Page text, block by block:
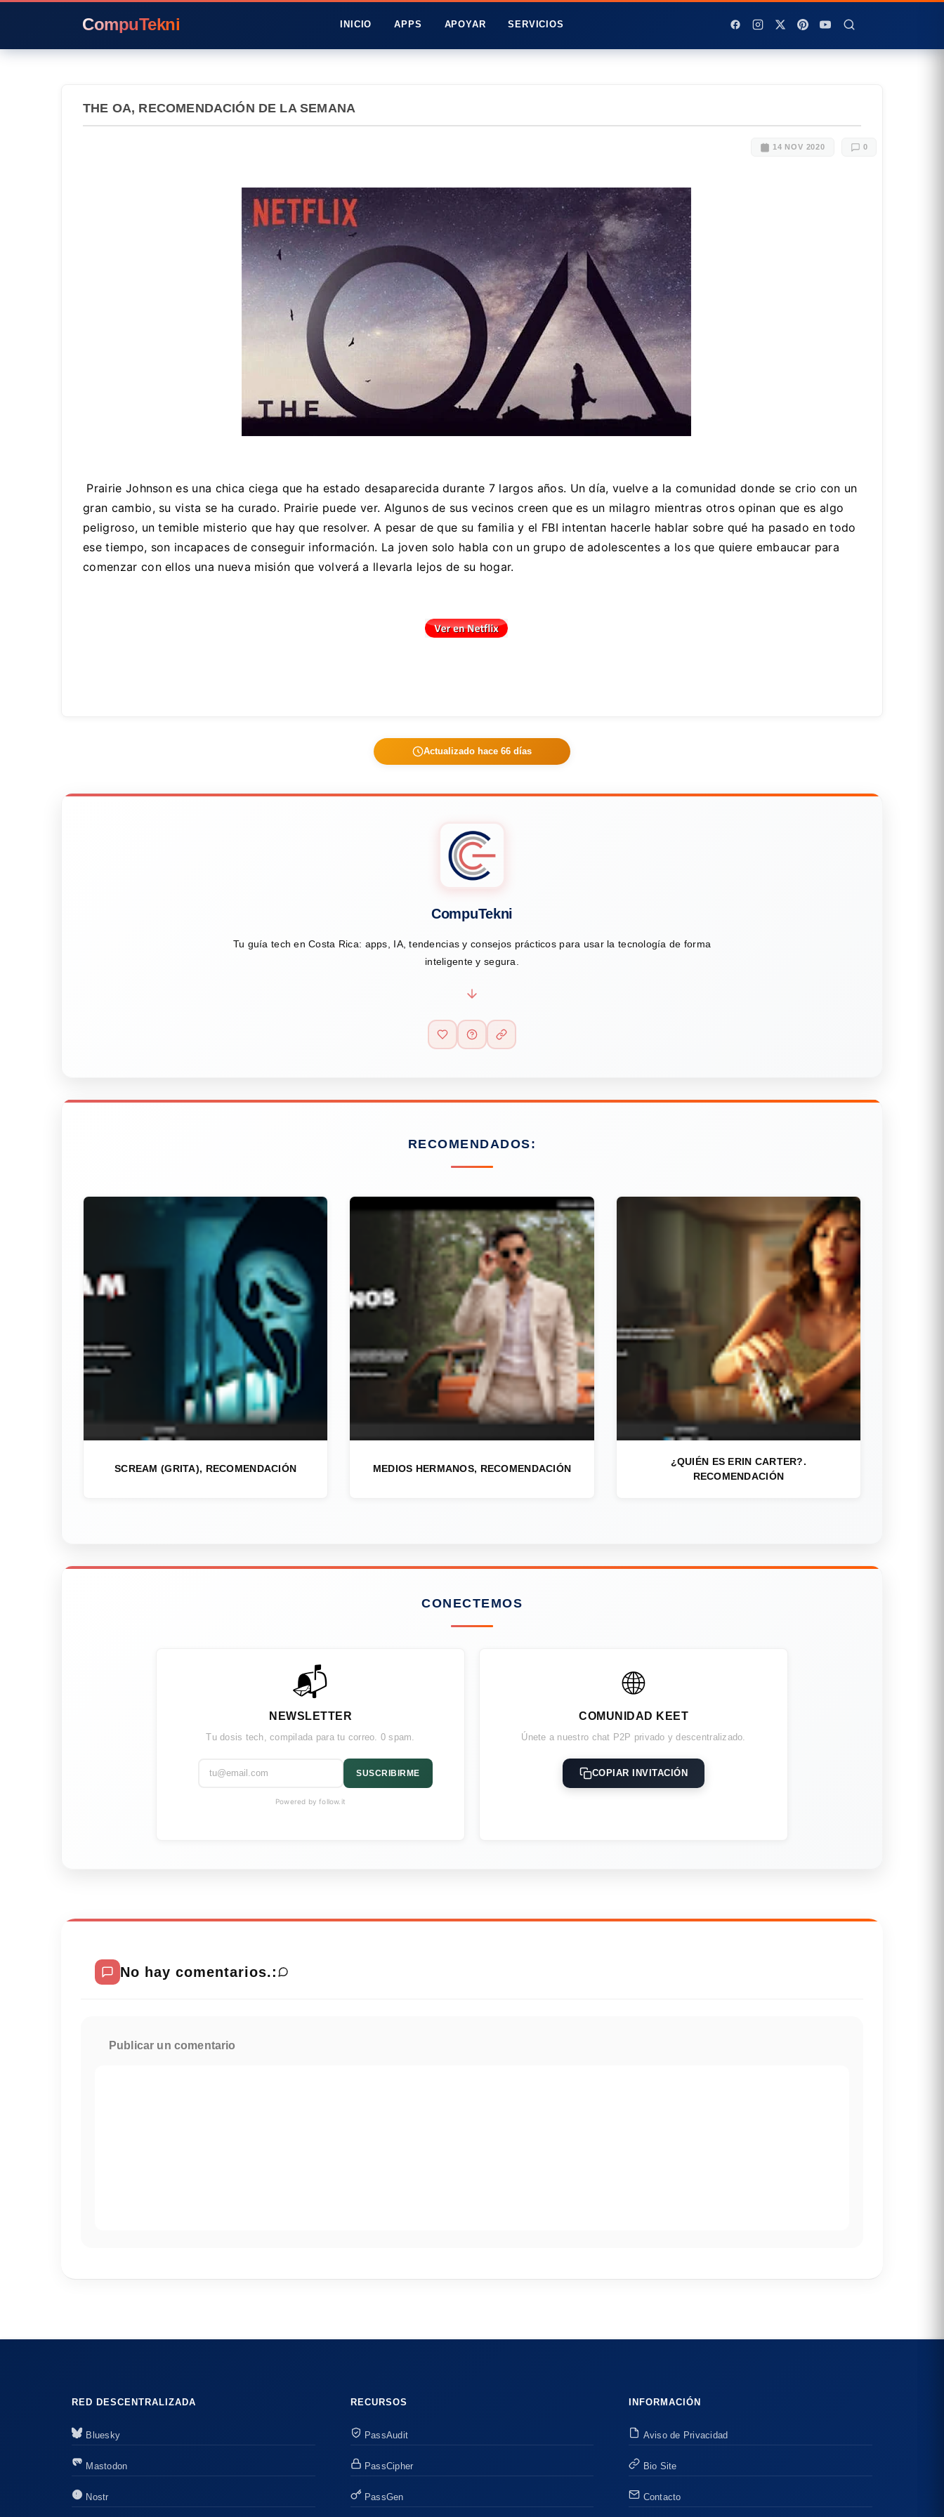
CompuTekni INICIO APPS APOYAR SERVICIOS
THE OA, RECOMENDACIÓN DE LA SEMANA
14 NOV 2020 0
Prairie Johnson es una chica ciega que ha estado desaparecida durante 7 largos años. Un día, vuelve a la comunidad donde se crio con un
gran cambio, su vista se ha curado. Prairie puede ver. Algunos de sus vecinos creen que es un milagro mientras otros opinan que es algo
peligroso, un temible misterio que hay que resolver. A pesar de que su familia y el FBI intentan hacerle hablar sobre qué ha pasado en todo
ese tiempo, son incapaces de conseguir información. La joven solo habla con un grupo de adolescentes a los que quiere embaucar para
comenzar con ellos una nueva misión que volverá a llevarla lejos de su hogar.
Actualizado hace 66 días
CompuTekni
Tu guía tech en Costa Rica: apps, IA, tendencias y consejos prácticos para usar la tecnología de forma
inteligente y segura.
RECOMENDADOS:
SCREAM (GRITA), RECOMENDACIÓN MEDIOS HERMANOS, RECOMENDACIÓN
¿QUIÉN ES ERIN CARTER?.
RECOMENDACIÓN
CONECTEMOS
📬
NEWSLETTER
Tu dosis tech, compilada para tu correo. 0 spam.
SUSCRIBIRME
Powered by follow.it
🌐
COMUNIDAD KEET
Únete a nuestro chat P2P privado y descentralizado.
COPIAR INVITACIÓN
No hay comentarios.:
Publicar un comentario
RED DESCENTRALIZADA
Bluesky
Mastodon
Nostr
RECURSOS
PassAudit
PassCipher
PassGen
INFORMACIÓN
Aviso de Privacidad
Bio Site
Contacto